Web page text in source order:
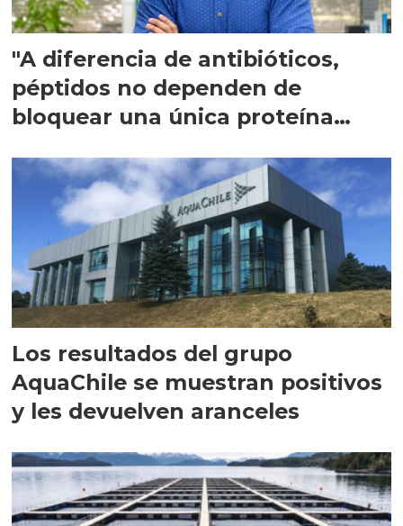
"A diferencia de antibióticos,
péptidos no dependen de
bloquear una única proteína
Los resultados del grupo
AquaChile se muestran positivos
y les devuelven aranceles